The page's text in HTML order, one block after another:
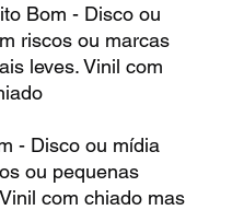
Bom - Disco ou
riscos ou marcas
leves. Vinil com
- Disco ou mídia
ou pequenas
com chiado mas